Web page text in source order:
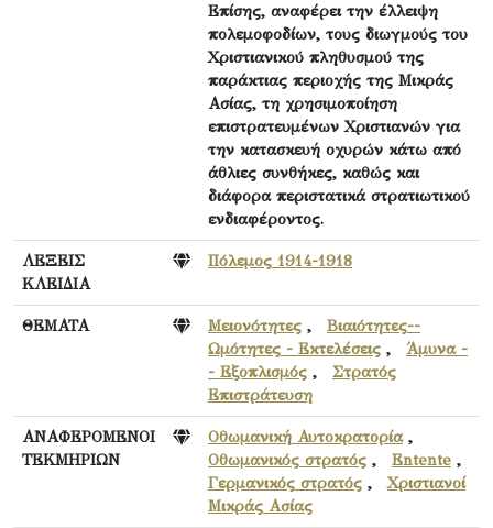
Επίσης, αναφέρει την έλλειψη
πολεμοφοδίων, τους διωγμούς του
Χριστιανικού πληθυσμού της
παράκτιας περιοχής της Μικράς
Ασίας, τη χρησιμοποίηση
επιστρατευμένων Χριστιανών για
την κατασκευή οχυρών κάτω από
άθλιες συνθήκες, καθώς και
διάφορα περιστατικά στρατιωτικού
ενδιαφέροντος.
ΛΕΞΕΙΣ
ΚΛΕΙΔΙΑ
Πόλεμος 1914-1918
ΘΕΜΑΤΑ Μειονότητες , Βιαιότητες--
Ωμότητες - Εκτελέσεις , Άμυνα -
- Εξοπλισμός , Στρατός
Επιστράτευση
ΑΝΑΦΕΡΟΜΕΝΟΙ
ΤΕΚΜΗΡΙΩΝ
Οθωμανική Αυτοκρατορία,
Οθωμανικός στρατός , Entente ,
Γερμανικός στρατός ,Χριστιανοί
Μικράς Ασίας